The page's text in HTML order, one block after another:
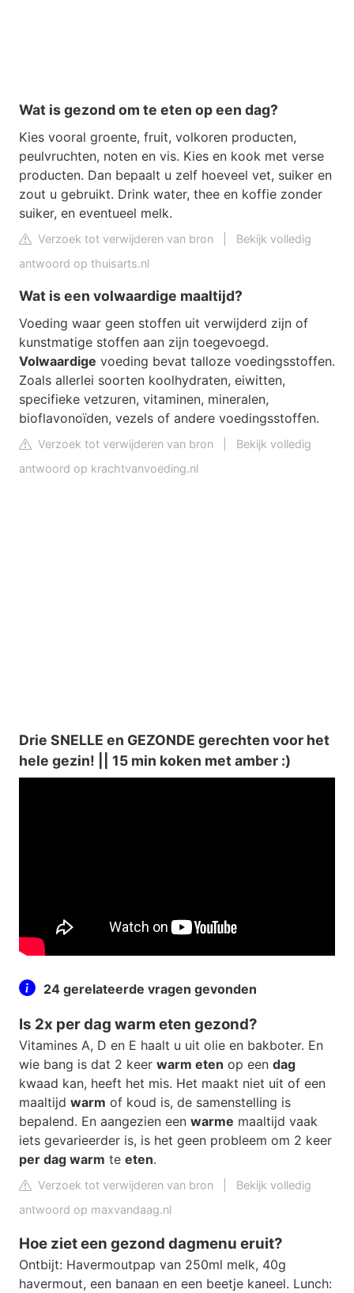
Wat is gezond om te eten op een dag?
Kies vooral groente, fruit, volkoren producten,
peulvruchten, noten en vis. Kies en kook met verse
producten. Dan bepaalt u zelf hoeveel vet, suiker en
zout u gebruikt. Drink water, thee en koffie zonder
suiker, en eventueel melk.
Verzoek tot verwijderen van bron
Bekijk volledig
antwoord op thuisarts.nl
Wat is een volwaardige maaltijd?
Voeding waar geen stoffen uit verwijderd zijn of
kunstmatige stoffen aan zijn toegevoegd.
Volwaardige voeding bevat talloze voedingsstoffen.
Zoals allerlei soorten koolhydraten, eiwitten,
specifieke vetzuren, vitaminen, mineralen,
bioflavonoïden, vezels of andere voedingsstoffen.
Verzoek tot verwijderen van bron
Bekijk volledig
antwoord op krachtvanvoeding.nl
Drie SNELLE en GEZONDE gerechten voor het
hele gezin! || 15 min koken met amber :)
24 gerelateerde vragen gevonden
Is 2x per dag warm eten gezond?
Vitamines A, D en E haalt u uit olie en bakboter. En
wie bang is dat 2 keer warm eten op een dag
kwaad kan, heeft het mis. Het maakt niet uit of een
maaltijd warm of koud is, de samenstelling is
bepalend. En aangezien een warme maaltijd vaak
iets gevarieerder is, is het geen probleem om 2 keer
per dag warm te eten.
Verzoek tot verwijderen van bron
Bekijk volledig
antwoord op maxvandaag.nl
Hoe ziet een gezond dagmenu eruit?
Ontbijt: Havermoutpap van 250ml melk, 40g
havermout, een banaan en een beetje kaneel. Lunch: